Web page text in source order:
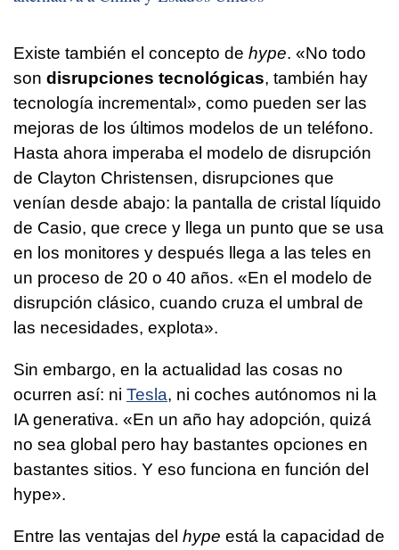
Existe también el concepto de hype. «No todo
son disrupciones tecnológicas, también hay
tecnología incremental», como pueden ser las
mejoras de los últimos modelos de un teléfono.
Hasta ahora imperaba el modelo de disrupción
de Clayton Christensen, disrupciones que
venían desde abajo: la pantalla de cristal líquido
de Casio, que crece y llega un punto que se usa
en los monitores y después llega a las teles en
un proceso de 20 o 40 años. «En el modelo de
disrupción clásico, cuando cruza el umbral de
las necesidades, explota».
Sin embargo, en la actualidad las cosas no
ocurren así: ni Tesla, ni coches autónomos ni la
IA generativa. «En un año hay adopción, quizá
no sea global pero hay bastantes opciones en
bastantes sitios. Y eso funciona en función del
hype».
Entre las ventajas del hype está la capacidad de